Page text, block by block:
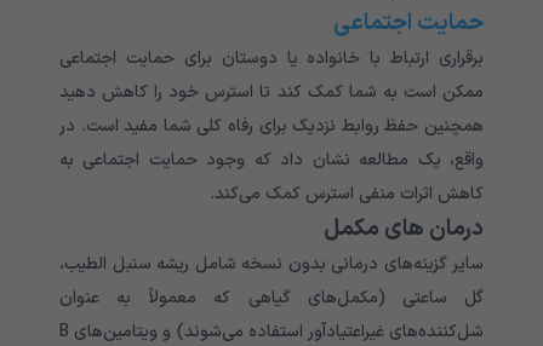
حمایت اجتماعی
برقراری ارتباط با خانواده یا دوستان برای حمایت اجتماعی
ممکن است به شما کمک کند تا استرس خود را کاهش دهید
همچنین حفظ روابط نزدیک برای رفاه کلی شما مفید است. در
واقع، یک مطالعه نشان داد که وجود حمایت اجتماعی به
کاهش اثرات منفی استرس کمک می‌کند.
درمان های مکمل
سایر گزینه‌های درمانی بدون نسخه شامل ریشه سنبل الطیب،
گل ساعتی (مکمل‌های گیاهی که معمولاً به عنوان
شل‌کننده‌های غیراعتیادآور استفاده می‌شوند) و ویتامین‌های B